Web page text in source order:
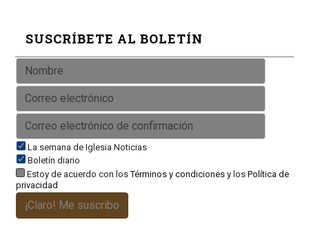
SUSCRÍBETE AL BOLETÍN
La semana de Iglesia Noticias
Boletín diario
Estoy de acuerdo con losTérminos y condicionesy los Política de
privacidad
¡Claro! Me suscribo